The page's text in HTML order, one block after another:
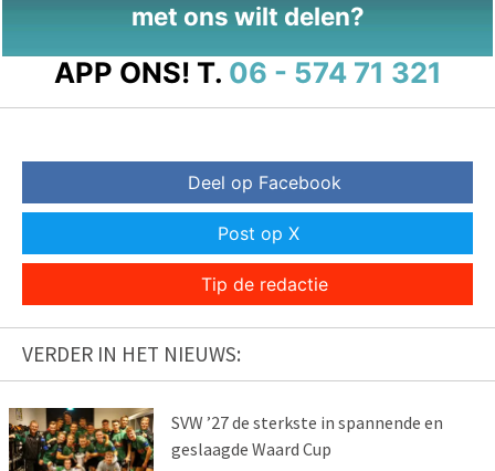
met ons wilt delen?
APP ONS! T. 06 - 574 71 321
Deel op Facebook
Post op X
Tip de redactie
VERDER IN HET NIEUWS:
SVW ’27 de sterkste in spannende en
geslaagde Waard Cup